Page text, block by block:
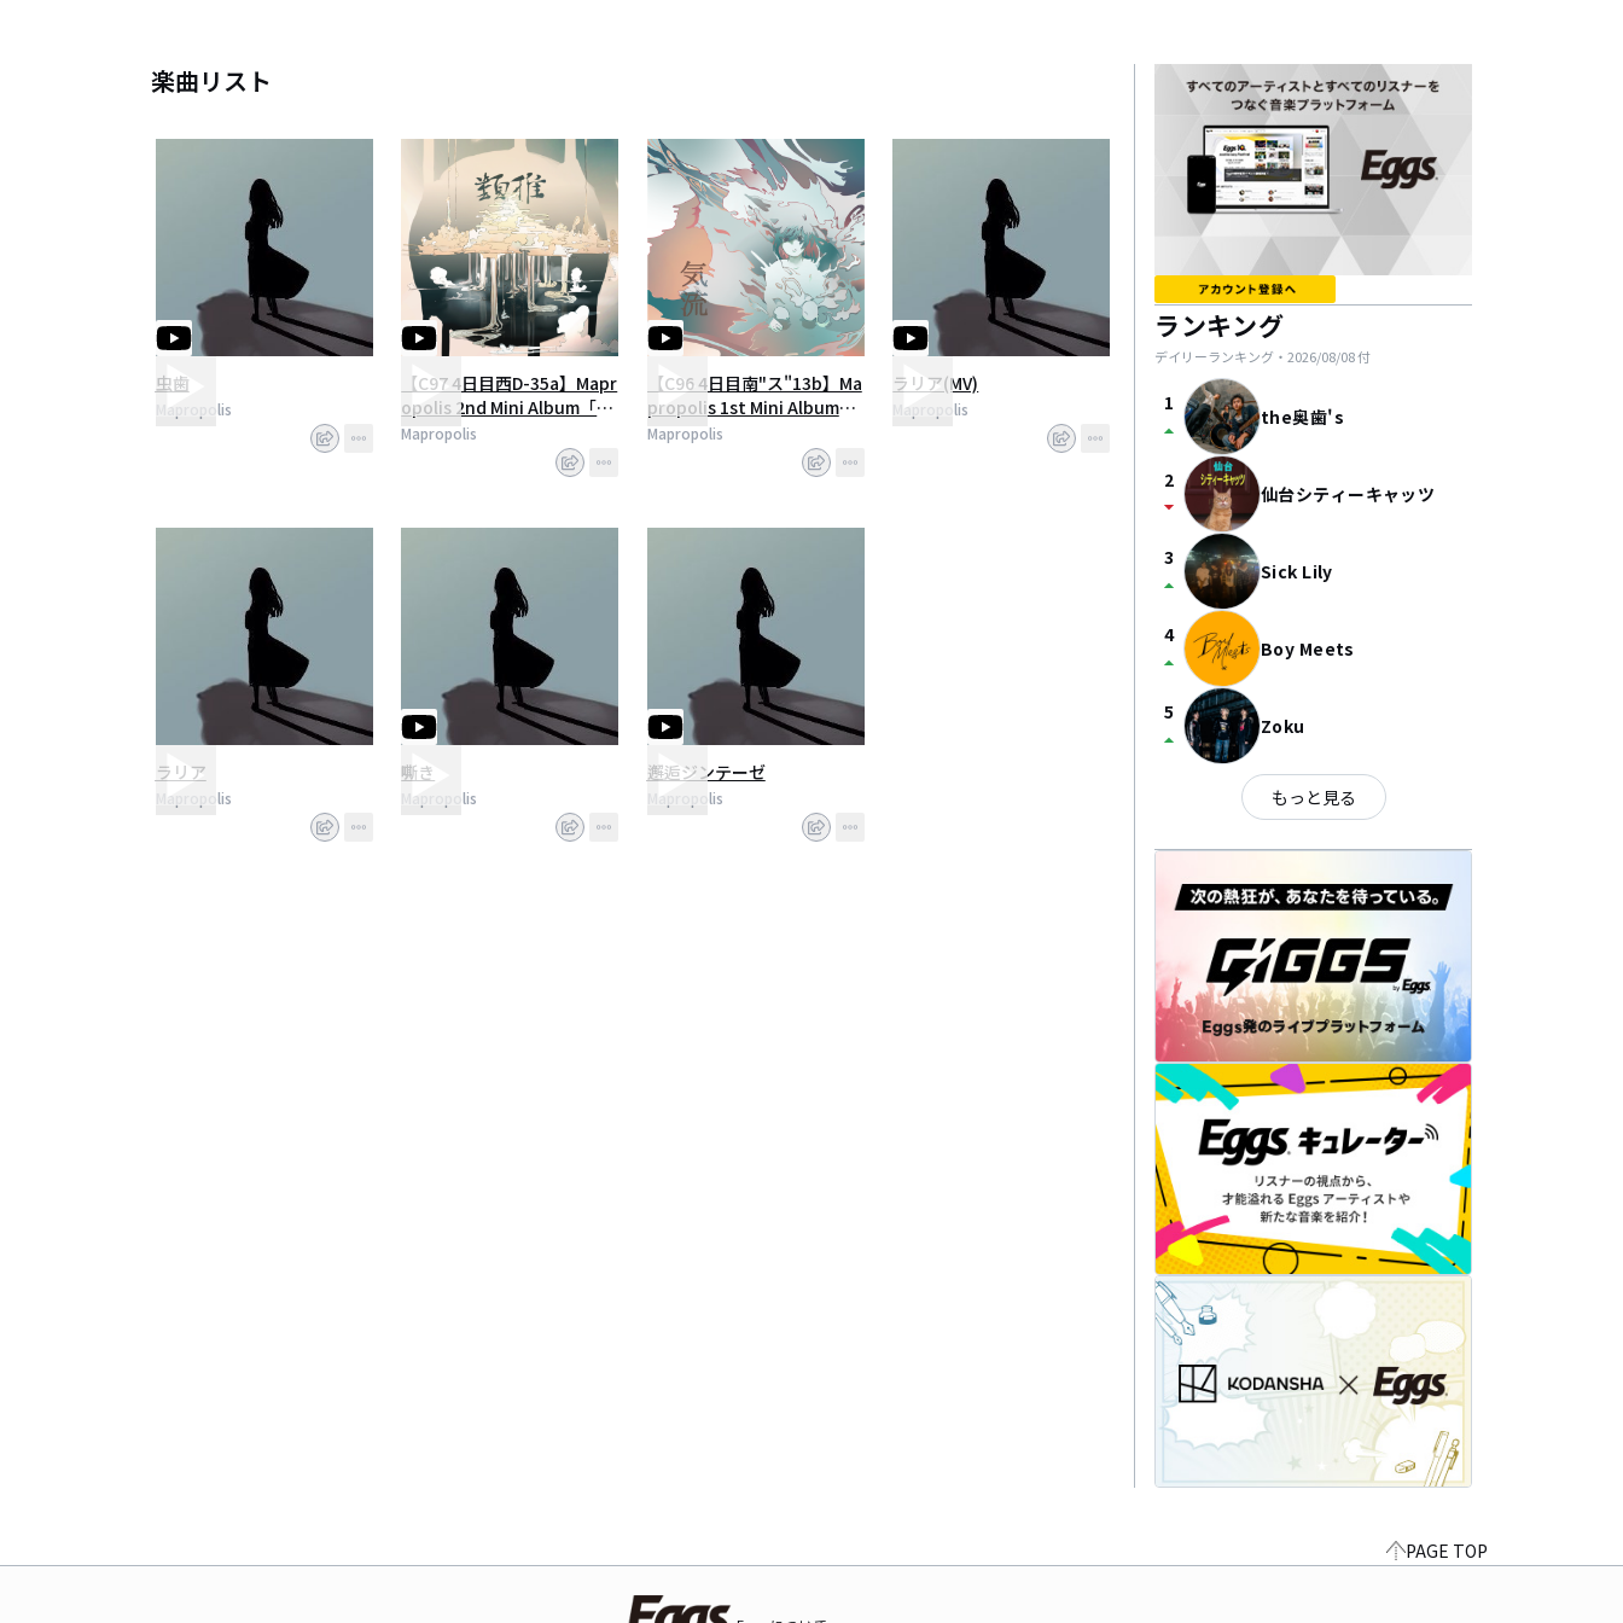
楽曲リスト
虫歯
Mapropolis
【C97 4日目西D-35a】Mapr
opolis 2nd Mini Album「類
推」【クロスフェード】
Mapropolis
【C96 4日目南"ス"13b】Ma
propolis 1st Mini Album
「気流」【クロスフェー
Mapropolis
ラリア(MV)
Mapropolis
ラリア
Mapropolis
嘶き
Mapropolis
邂逅ジンテーゼ
Mapropolis
ランキング
デイリーランキング・ 2026/08/08付
1
arrow_drop_up the奥歯's
2
arrow_drop_down 仙台シティーキャッツ
3
arrow_drop_up Sick Lily
4
arrow_drop_up Boy Meets
5
arrow_drop_up Zoku
もっと見る
PAGE TOP